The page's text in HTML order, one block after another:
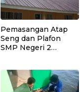
Wilayah Binaan
Pemasangan Atap
Seng dan Plafon
SMP Negeri 2